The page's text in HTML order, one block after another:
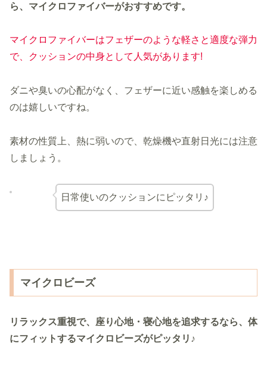
ら、マイクロファイバーがおすすめです。
マイクロファイバーはフェザーのような軽さと適度な弾力
で、クッションの中身として人気があります!
ダニや臭いの心配がなく、フェザーに近い感触を楽しめる
のは嬉しいですね。
素材の性質上、熱に弱いので、乾燥機や直射日光には注意
しましょう。
日常使いのクッションにピッタリ♪
マイクロビーズ
リラックス重視で、座り心地・寝心地を追求するなら、体
にフィットするマイクロビーズがピッタリ♪